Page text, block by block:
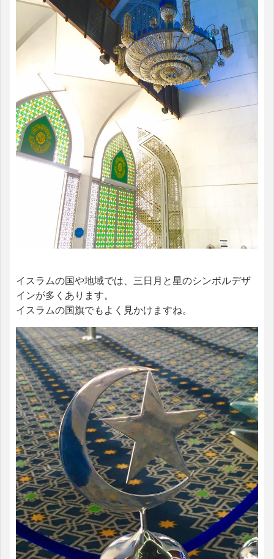
イスラムの国や地域では、三日月と星のシンボルデザ
インが多くあります。
イスラムの国旗でもよく見かけますね。